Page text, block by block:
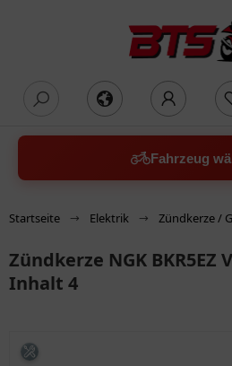
Fahrzeug
Startseite Elektrik Zündkerze /
Zündkerze NGK BKR5EZ
Inhalt 4